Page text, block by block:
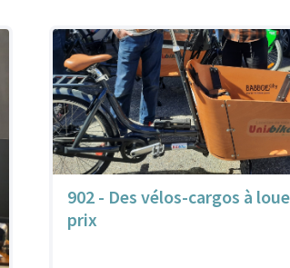
902 - Des vélos-cargos à
prix